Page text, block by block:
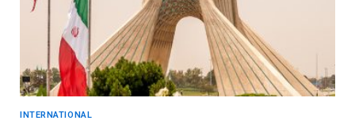
INTERNATIONAL